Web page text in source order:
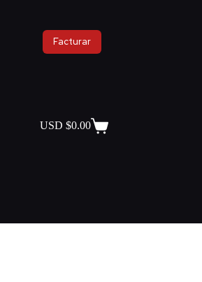
Facturar
USD $0.00